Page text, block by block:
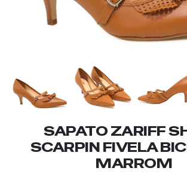
SAPATO ZARIFF
SCARPIN FIVELA
MARROM